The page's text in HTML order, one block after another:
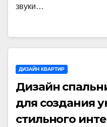
звуки…
ДИЗАЙН КВАРТИР
Дизайн
для создания
стильного